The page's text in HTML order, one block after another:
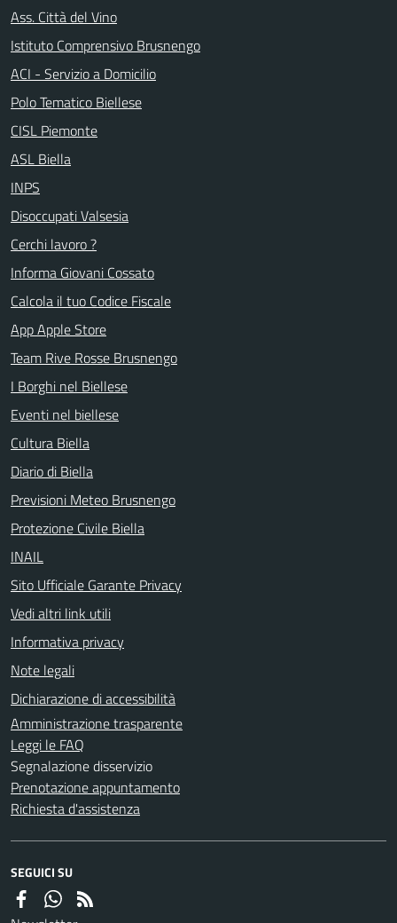
Ass. Città del Vino
Istituto Comprensivo Brusnengo
ACI - Servizio a Domicilio
Polo Tematico Biellese
CISL Piemonte
ASL Biella
INPS
Disoccupati Valsesia
Cerchi lavoro ?
Informa Giovani Cossato
Calcola il tuo Codice Fiscale
App Apple Store
Team Rive Rosse Brusnengo
I Borghi nel Biellese
Eventi nel biellese
Cultura Biella
Diario di Biella
Previsioni Meteo Brusnengo
Protezione Civile Biella
INAIL
Sito Ufficiale Garante Privacy
Vedi altri link utili
Informativa privacy
Note legali
Dichiarazione di accessibilità
Amministrazione trasparente
Leggi le FAQ
Segnalazione disservizio
Prenotazione appuntamento
Richiesta d'assistenza
SEGUICI SU